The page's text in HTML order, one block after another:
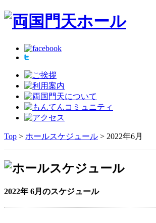
Top > ホールスケジュール > 2022年6月
2022年 6月のスケジュール